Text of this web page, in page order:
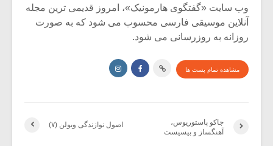
وب سایت «گفتگوی هارمونیک»، امروز قدیمی ترین مجله
آنلاین موسیقی فارسی محسوب می شود که به صورت
روزانه به روزرسانی می شود.
مشاهده تمام پست ها
اصول نوازندگی ویولن (۷)
جاکو پاستوریوس،
آهنگساز و بیسیست